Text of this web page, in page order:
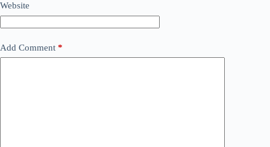
Website
Add Comment *